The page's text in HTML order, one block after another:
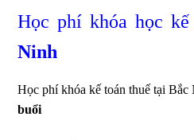
Học phí khóa học
Ninh
Học phí khóa kế toán thuế tại Bắc
buổi